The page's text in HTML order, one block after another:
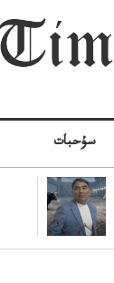
سۇحبات